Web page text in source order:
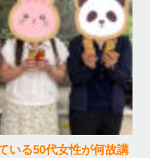
いる50代女性が何故講